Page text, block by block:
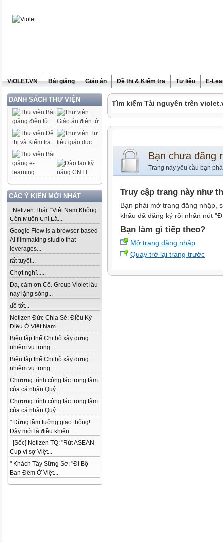
ViOLET.VN Bài giảng Giáo án Đề thi & Kiểm tra Tư liệu E-
DANH SÁCH THƯ VIỆN
CÁC Ý KIẾN MỚI NHẤT
Netizen Thái: "Việt Nam Không
Còn Muốn Chỉ Là...
Google Flow is a browser-based
AI filmmaking studio that
leverages...
rất tuyệt...
Chợt nghĩ......
Dạ, cảm ơn Cô. Group Violet lâu
nay lặng sóng...
đề tốt...
Netizen Đức Chia Sẻ: Điều Kỳ
Diệu Ở Việt Nam...
Biểu tập thể Chi bộ xây dựng
nhiệm vụ trọng...
Biểu tập thể Chi bộ xây dựng
nhiệm vụ trọng...
Chương trình công tác trọng tâm
của cá nhân Quý...
Chương trình công tác trọng tâm
của cá nhân Quý...
" Đừng lầm tưởng giao thông!
Đây mới là điều khiến...
[Sốc] Netizen TQ: "Rút ASEAN
Cup vì sợ Việt...
" Khách Tây Sững Sờ: "Đi Bộ
Ban Đêm Ở Việt...
Tìm kiếm Tài nguyên trên
Bạn chưa đăng
Trang này yêu cầu bạn
Truy cập trang này như
Bạn phải mở trang đăng nhập,
khẩu đã đăng ký rồi nhấn nút
Bạn làm gì tiếp theo?
Mở trang đăng nhập
Quay trở lại trang trước